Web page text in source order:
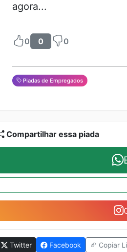
agora...
0 0 0
Piadas de Empregados
Compartilhar essa piada
Twitter Facebook Copiar